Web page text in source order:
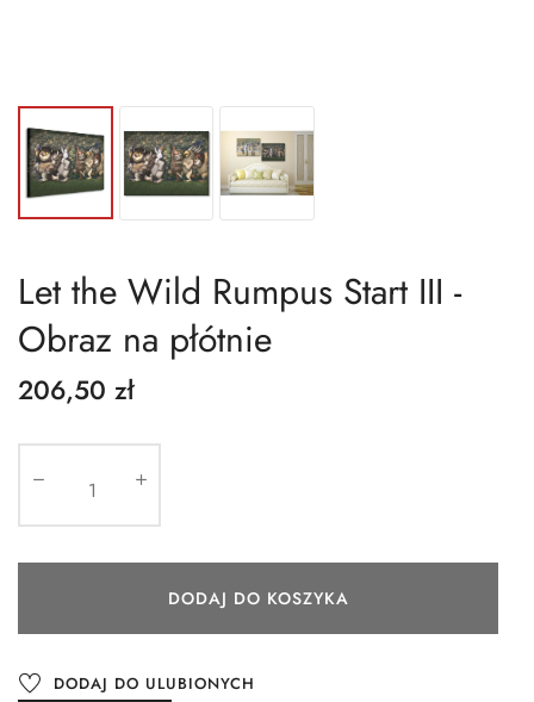
Let the Wild Rumpus Start III -
Obraz na płótnie
206,50 zł
DODAJ DO KOSZYKA
DODAJ DO ULUBIONYCH